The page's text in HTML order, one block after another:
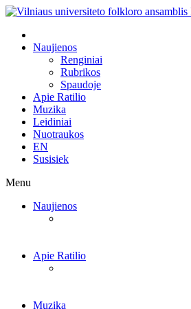
Naujienos
Renginiai
Rubrikos
Spaudoje
Apie Ratilio
Muzika
Leidiniai
Nuotraukos
EN
Susisiek
Menu
Naujienos
Apie Ratilio
Muzika